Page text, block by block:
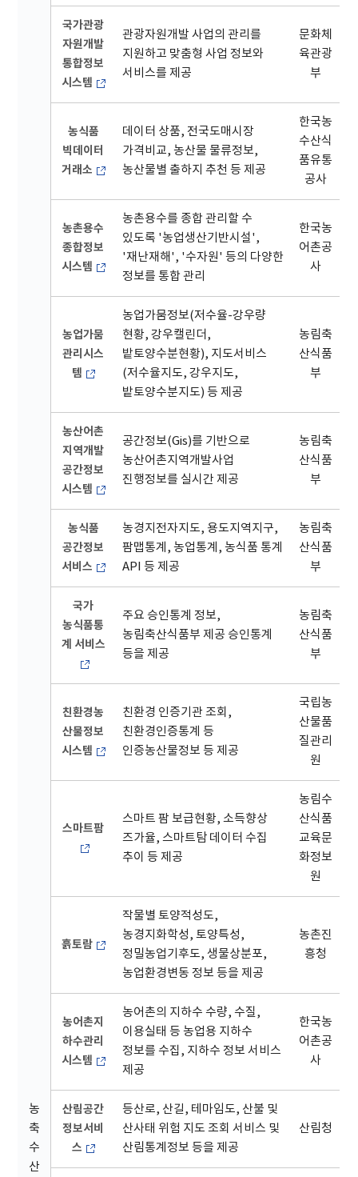
국가관광
자원개발
통합정보
시스템
관광자원개발 사업의 관리를
지원하고 맞춤형 사업 정보와
서비스를 제공
문화체
육관광
부
농
축
수
산
농식품
빅데이터
거래소
데이터 상품, 전국도매시장
가격비교, 농산물 물류정보,
농산물별 출하지 추천 등 제공
한국농
수산식
품유통
공사
농촌용수
종합정보
시스템
농촌용수를 종합 관리할 수
있도록 '농업생산기반시설',
'재난재해', '수자원' 등의 다양한
정보를 통합 관리
한국농
어촌공
사
농업가뭄
관리시스
템
농업가뭄정보(저수율-강우량
현황, 강우캘린더,
밭토양수분현황), 지도서비스
(저수율지도, 강우지도,
밭토양수분지도) 등 제공
농림축
산식품
부
농산어촌
지역개발
공간정보
시스템
공간정보(Gis)를 기반으로
농산어촌지역개발사업
진행정보를 실시간 제공
농림축
산식품
부
농식품
공간정보
서비스
농경지전자지도, 용도지역지구,
팜맵통계, 농업통계, 농식품 통계
API 등 제공
농림축
산식품
부
국가
농식품통
계 서비스
주요 승인통계 정보,
농림축산식품부 제공 승인통계
등을 제공
농림축
산식품
부
친환경농
산물정보
시스템
친환경 인증기관 조회,
친환경인증통계 등
인증농산물정보 등 제공
국립농
산물품
질관리
원
스마트팜
스마트 팜 보급현황, 소득향상
즈가율, 스마트탐 데이터 수집
추이 등 제공
농림수
산식품
교육문
화정보
원
흙토람
작물별 토양적성도,
농경지화학성, 토양특성,
정밀농업기후도, 생물상분포,
농업환경변동 정보 등을 제공
농촌진
흥청
농어촌지
하수관리
시스템
농어촌의 지하수 수량, 수질,
이용실태 등 농업용 지하수
정보를 수집, 지하수 정보 서비스
제공
한국농
어촌공
사
산림공간
정보서비
스
등산로, 산길, 테마임도, 산불 및
산사태 위험 지도 조회 서비스 및
산림통계정보 등을 제공
산림청